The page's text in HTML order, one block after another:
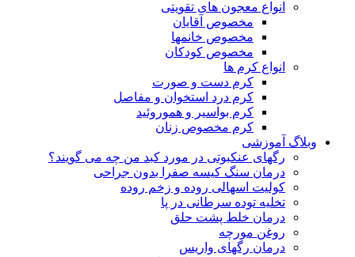
انواع معجون های تقویتی
مخصوص آقایان
مخصوص خانمها
مخصوص کودکان
انواع کرم ها
کرم دست و صورت
کرم درد استخوان و مفاصل
کرم بواسیر و هموروئید
کرم مخصوص زنان
وبلاگ آموزشی
رگهای عنکبوتی در مورد کبد من چه می گویند؟
درمان سنگ کیسه صفرا بدون جراحی
کولیت اسهالی روده و زخم روده
تخلیه توده سرطانی در پا
درمان خلط پشت حلق
روغن مورچه
درمان رگهای واریس